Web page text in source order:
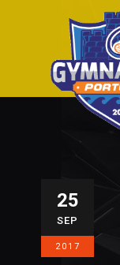
25
SEP
2017